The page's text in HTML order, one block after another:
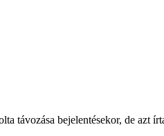
távozása bejelentésekor, de azt